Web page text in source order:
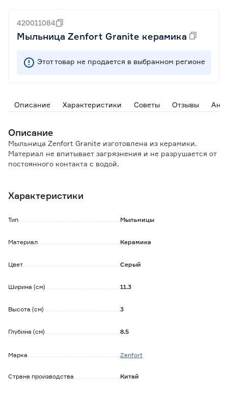
420011084
Мыльница Zenfort Granite керамика
Этот товар не продается в выбранном регионе
Описание Характеристики Советы Отзывы
Описание
Мыльница Zenfort Granite изготовлена из керамики.
Материал не впитывает загрязнения и не разрушается от
постоянного контакта с водой.
Характеристики
Тип Мыльницы
Материал Керамика
Цвет Серый
Ширина (см) 11.3
Высота (см) 3
Глубина (см) 8.5
Марка Zenfort
Страна производства Китай